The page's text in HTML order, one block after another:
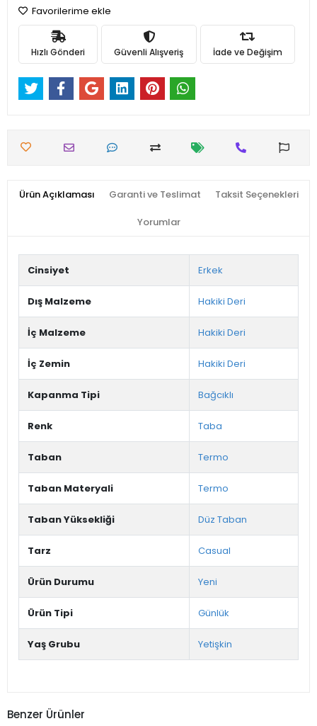
Favorilerime ekle
Hızlı Gönderi Güvenli Alışveriş İade ve Değişim
Ürün Açıklaması Garanti ve Teslimat Taksit Seçenekleri
Yorumlar
Cinsiyet Erkek
Dış Malzeme Hakiki Deri
İç Malzeme Hakiki Deri
İç Zemin Hakiki Deri
Kapanma Tipi Bağcıklı
Renk Taba
Taban Termo
Taban Materyali Termo
Taban Yüksekliği Düz Taban
Tarz Casual
Ürün Durumu Yeni
Ürün Tipi Günlük
Yaş Grubu Yetişkin
Benzer Ürünler